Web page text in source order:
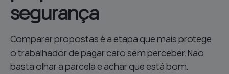
segurança
Comparar propostas é a etapa que mais protege
o trabalhador de pagar caro sem perceber. Não
basta olhar a parcela e achar que está bom.